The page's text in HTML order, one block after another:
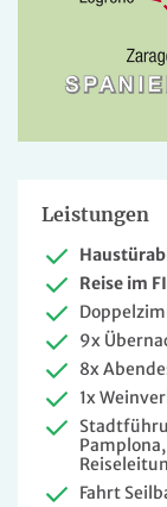
Leistungen
Reise im
9x
8x
1x
Fahrt